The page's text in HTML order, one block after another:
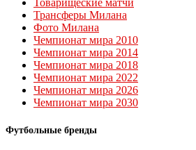
Товарищеские матчи
Трансферы Милана
Фото Милана
Чемпионат мира 2010
Чемпионат мира 2014
Чемпионат мира 2018
Чемпионат мира 2022
Чемпионат мира 2026
Чемпионат мира 2030
Футбольные бренды